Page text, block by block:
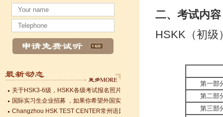
小暑至，盛夏始
法国南特大学｜国家公立大学国际企业管理硕士 + 跨文化职场通行证，2025 招
各个国家留学对雅思分数的具体要求
Survival Chinese for Beginners 30-Day Challenge day 3
雅思考试介绍
Survival Chinese for Beginners 30-Day Challenge day 1
关于HSK3-6级，HSKK各级考试报名照片的通知
国际实习生企业招募 ，如果你希望外国实习生到你的公司工作，请联系我们
Changzhou HSK TEST CENTER常州语风HSK考点正式对外开考了，常州的
小暑至，盛夏始
二、考试内容
HSKK （初
第一部
第二部
第三部